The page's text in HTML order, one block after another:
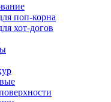
поп-корна
хот-догов